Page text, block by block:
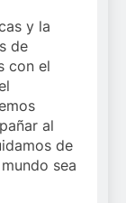
y la
de
con el
al
de
sea